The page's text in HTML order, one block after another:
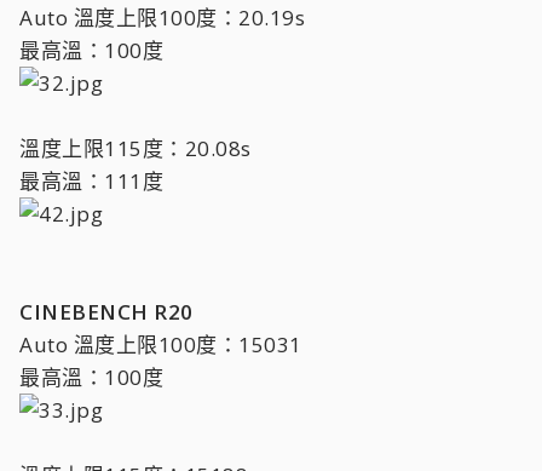
Auto 溫度上限100度：20.19s
最高溫：100度
溫度上限115度：20.08s
最高溫：111度
CINEBENCH R20
Auto 溫度上限100度：15031
最高溫：100度